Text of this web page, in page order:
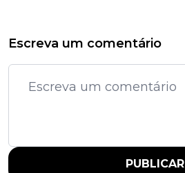
Escreva um comentário
PUBLICAR